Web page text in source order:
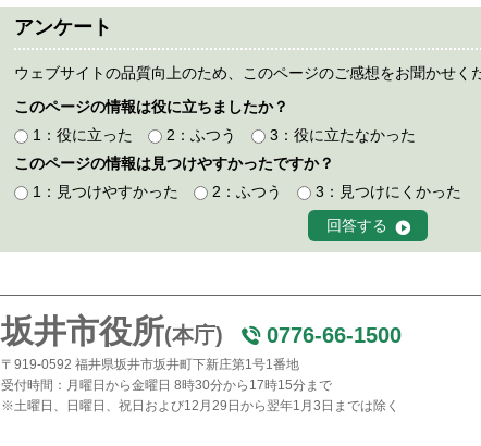
アンケート
ウェブサイトの品質向上のため、このページのご感想をお聞かせく
このページの情報は役に立ちましたか？
1：役に立った
2：ふつう
3：役に立たなかった
このページの情報は見つけやすかったですか？
1：見つけやすかった
2：ふつう 3：見つけにくかった
坂井市役所(本庁) 0776-66-1500
〒919-0592 福井県坂井市坂井町下新庄第1号1番地
受付時間：月曜日から金曜日 8時30分から17時15分まで
※土曜日、日曜日、祝日および12月29日から翌年1月3日までは除く